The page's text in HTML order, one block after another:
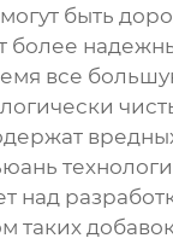
быть
более
все
над
таких